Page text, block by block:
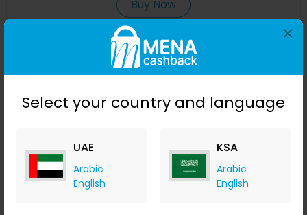
Select your country and language
UAE
Arabic
English
KSA
Arabic
English
×
Buy Now